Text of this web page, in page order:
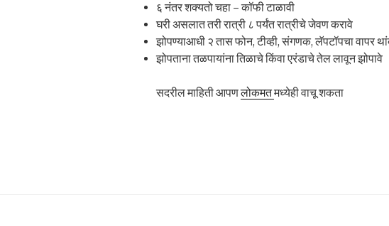
६ नंतर शक्यतो चहा – कॉफी टाळावी
घरी असलात तरी रात्री ८ पर्यंत रात्रीचे जेवण करावे
झोपण्याआधी २ तास फोन, टीव्ही, संगणक, लॅपटॉपचा वापर
झोपताना तळपायांना तिळाचे किंवा एरंडाचे तेल लावून झोपावे
सदरील माहिती आपणलोकमतमध्येही वाचू शकता